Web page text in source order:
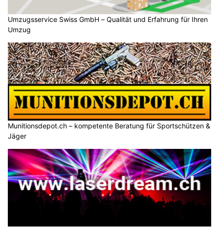
Umzugsservice Swiss GmbH – Qualität und Erfahrung für Ihren
Umzug
Munitionsdepot.ch – kompetente Beratung für Sportschützen &
Jäger